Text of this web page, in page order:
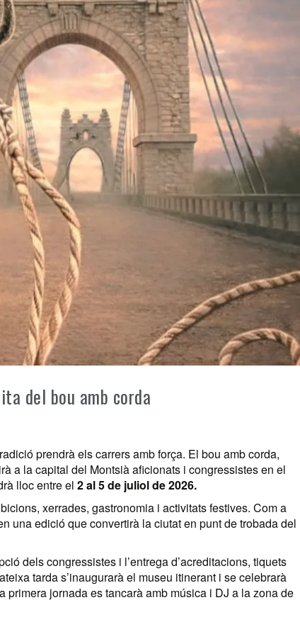
del bou amb corda
prendrà els carrers amb força. El bou amb corda,
a la capital del Montsià aficionats i congressistes en el
lloc entre el 2 al 5 de juliol de 2026.
xerrades, gastronomia i activitats festives. Com a
una edició que convertirà la ciutat en punt de trobada del
dels congressistes i l’entrega d’acreditacions, tiquets
tarda s’inaugurarà el museu itinerant i se celebrarà
primera jornada es tancarà amb música i DJ a la zona de